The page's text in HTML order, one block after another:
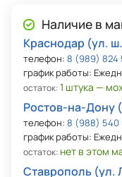
Наличие в
Краснодар (ул.
телефон: 8 (989) 824
график работы:
остаток:1 штука —
Ростов-на-Дону
телефон: 8 (988) 540
график работы:
остаток: нет в этом
Ставрополь (ул.